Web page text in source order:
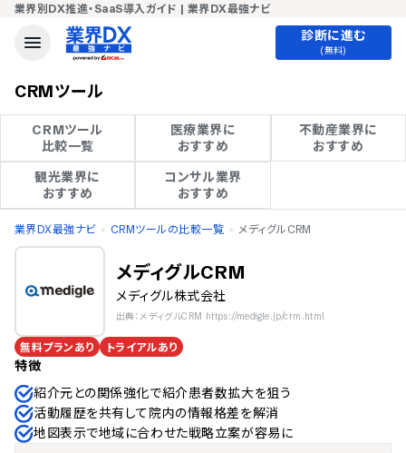
業界別DX推進・SaaS導入ガイド | 業界DX最強ナビ
診断に進む
(無料)
CRMツール
CRMツール
比較一覧
医療業界に
おすすめ
不動産業界に
おすすめ
観光業界に
おすすめ
コンサル業界
おすすめ
業界DX最強ナビ CRMツールの比較一覧 メディグルCRM
メディグルCRM
メディグル株式会社
出典：メディグルCRM https://medigle.jp/crm.html
無料プランあり トライアルあり
特徴
紹介元との関係強化で紹介患者数拡大を狙う
活動履歴を共有して院内の情報格差を解消
地図表示で地域に合わせた戦略立案が容易に